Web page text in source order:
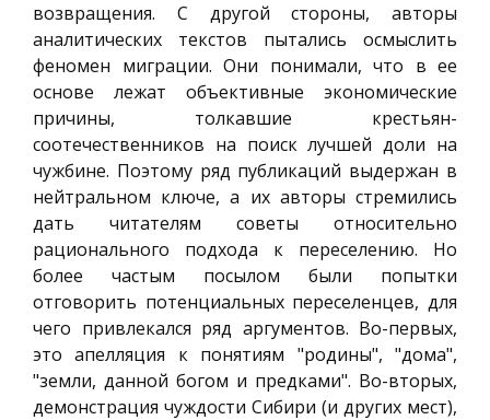
возвращения. С другой стороны, авторы
аналитических текстов пытались осмыслить
феномен миграции. Они понимали, что в ее
основе лежат объективные экономические
причины, толкавшие крестьян-
соотечественников на поиск лучшей доли на
чужбине. Поэтому ряд публикаций выдержан в
нейтральном ключе, а их авторы стремились
дать читателям советы относительно
рационального подхода к переселению. Но
более частым посылом были попытки
отговорить потенциальных переселенцев, для
чего привлекался ряд аргументов. Во-первых,
это апелляция к понятиям "родины", "дома",
"земли, данной богом и предками". Во-вторых,
демонстрация чуждости Сибири (и других мест),